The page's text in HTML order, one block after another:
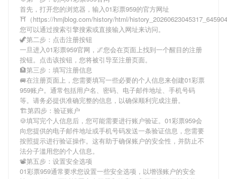
首先，打开您的浏览器，输入01彩票959的官方网址
⛩（https://hmjblog.com/history/html/
您可以通过搜索引擎搜索或直接输入网址来访问。
🦖第二步：点击注册按钮
一旦进入01彩票959官网，🌌您会在页面上找到一个醒目的注册
按钮。点击该按钮，您将被引导至注册页面。
🏦第三步：填写注册信息
🚐在注册页面上，您需要填写一些必要的个人信息来创建01彩票
959账户。通常包括用户名、密码、电子邮件地址、手机号码
等。请务必提供准确完整的信息，以确保顺利完成注册。
🏗第四步：验证账户
🍪填写完个人信息后，您可能需要进行账户验证。 01彩票959会
向您提供的电子邮件地址或手机号码发送一条验证信息，您需要
按照提示进行验证操作。这有助于确保账户的安全性，并防止不
法分子滥用您的个人信息。
📽第五步：设置安全选项
01彩票959通常要求您设置一些安全选项，以增强账户的安全